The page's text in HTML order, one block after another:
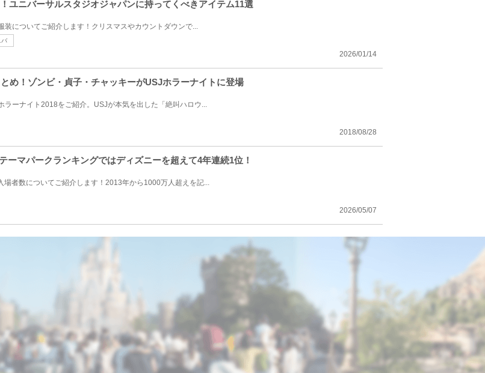
ユニバーサルスタジオジャパンに持ってくべきアイテム11選
についてご紹介します！クリスマスやカウントダウンで...
バ
2026/01/14
め！ゾンビ・貞子・チャッキーがUSJホラーナイトに登場
ーナイト2018をご紹介。USJが本気を出した「絶叫ハロウ...
2018/08/28
ーマパークランキングではディズニーを超えて4年連続1位！
者数についてご紹介します！2013年から1000万人超えを記...
2026/05/07